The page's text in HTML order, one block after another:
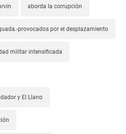
aborda la corrupción
provocados por el desplazamiento
militar intensificada
y El Llano